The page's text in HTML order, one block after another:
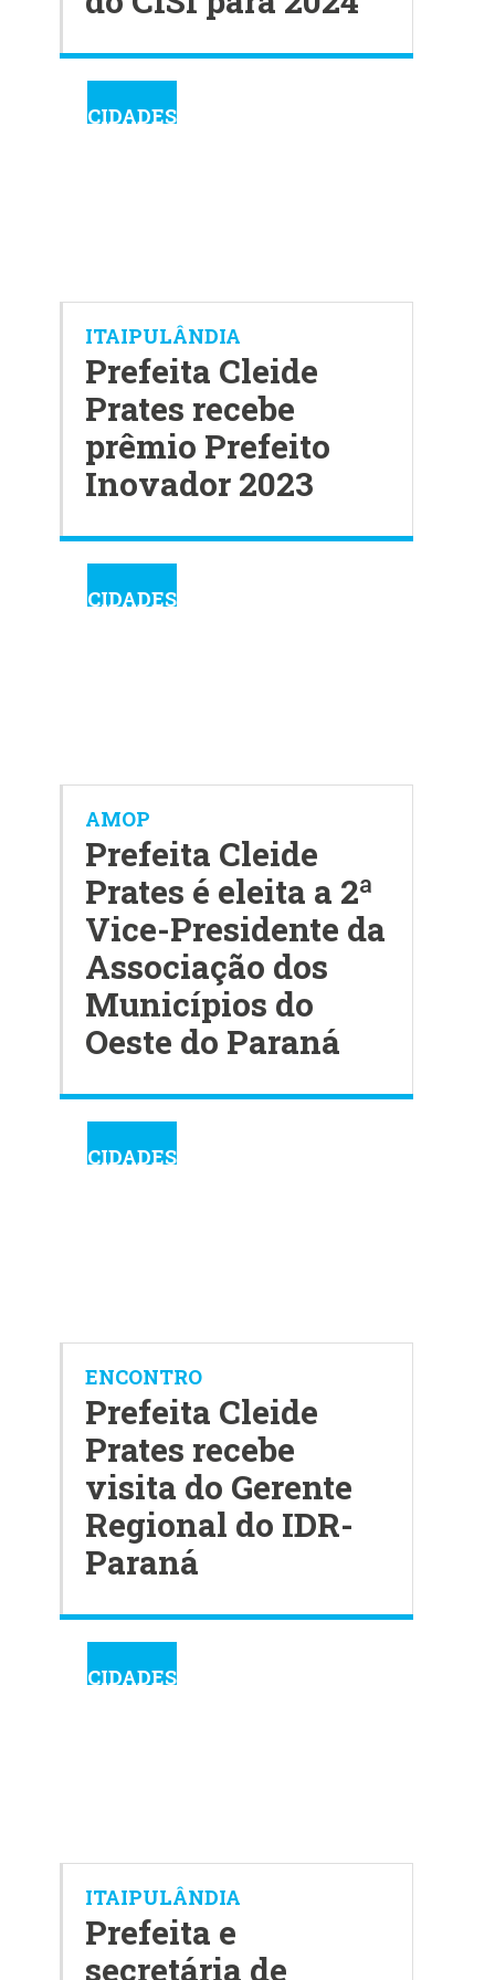
CIDADES
ITAIPULÂNDIA
Prefeita Cleide
Prates recebe
prêmio Prefeito
Inovador 2023
CIDADES
AMOP
Prefeita Cleide
Prates é eleita a 2ª
Vice-Presidente da
Associação dos
Municípios do
Oeste do Paraná
CIDADES
ENCONTRO
Prefeita Cleide
Prates recebe
visita do Gerente
Regional do IDR-
Paraná
CIDADES
ITAIPULÂNDIA
Prefeita e
secretária de